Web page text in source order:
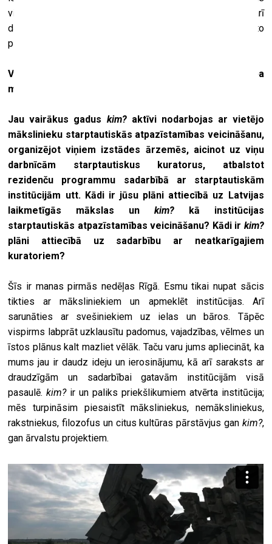
viesnīcu lobijos, kas katrs rāda atšķirīgu laiku, – lai cik arī
dažādās pozīcijās būtu rādītāji, tie tāpat rāda vienu un to
pašu globālo laiku, vai ne?
Vai būs kādas būtiskas izmaiņas organizācijas darba
modelī?
Jau vairākus gadus kim?aktīvi nodarbojas ar vietējo
mākslinieku starptautiskās atpazīstamības veicināšanu,
organizējot viņiem izstādes ārzemēs, aicinot uz viņu
darbnīcām starptautiskus kuratorus, atbalstot
rezidenču programmu sadarbībā ar starptautiskām
institūcijām utt. Kādi ir jūsu plāni attiecībā uz Latvijas
laikmetīgās mākslas un kim?kā institūcijas
starptautiskās atpazīstamības veicināšanu? Kādi ir kim?
plāni attiecībā uz sadarbību ar neatkarīgajiem
kuratoriem?
Šīs ir manas pirmās nedēļas Rīgā. Esmu tikai nupat sācis
tikties ar māksliniekiem un apmeklēt institūcijas. Arī
sarunāties ar svešiniekiem uz ielas un bāros. Tāpēc
vispirms labprāt uzklausītu padomus, vajadzības, vēlmes un
īstos plānus kalt mazliet vēlāk. Taču varu jums apliecināt, ka
mums jau ir daudz ideju un ierosinājumu, kā arī saraksts ar
draudzīgām un sadarbībai gatavām institūcijām visā
pasaulē.kim?ir un paliks priekšlikumiem atvērta institūcija;
mēs turpināsim piesaistīt māksliniekus, nemāksliniekus,
rakstniekus, filozofus un citus kultūras pārstāvjus gan kim?,
gan ārvalstu projektiem.